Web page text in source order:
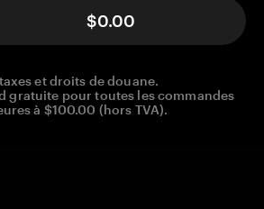
$0.00
et droits de douane.
gratuite pour toutes les commandes
à $100.00 (hors TVA).